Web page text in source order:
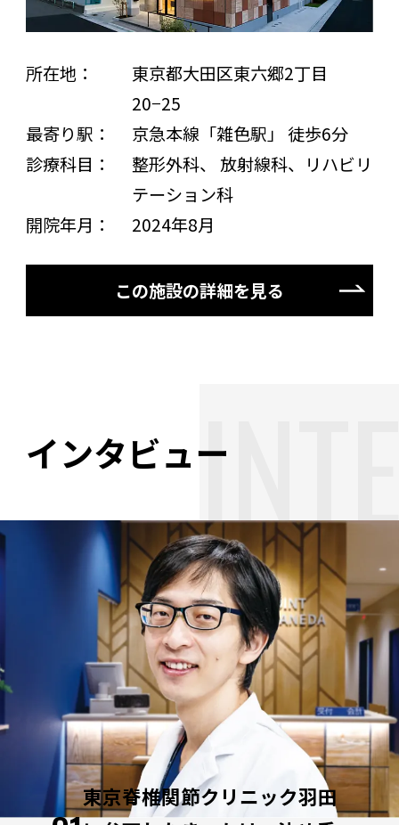
所在地：
東京都大田区東六郷2丁目
20−25
最寄り駅：
京急本線「雑色駅」 徒歩6分
診療科目：
整形外科、 放射線科、リハビリ
テーション科
開院年月：
2024年8月
この施設の詳細を見る
インタビュー
東京脊椎関節クリニック羽田